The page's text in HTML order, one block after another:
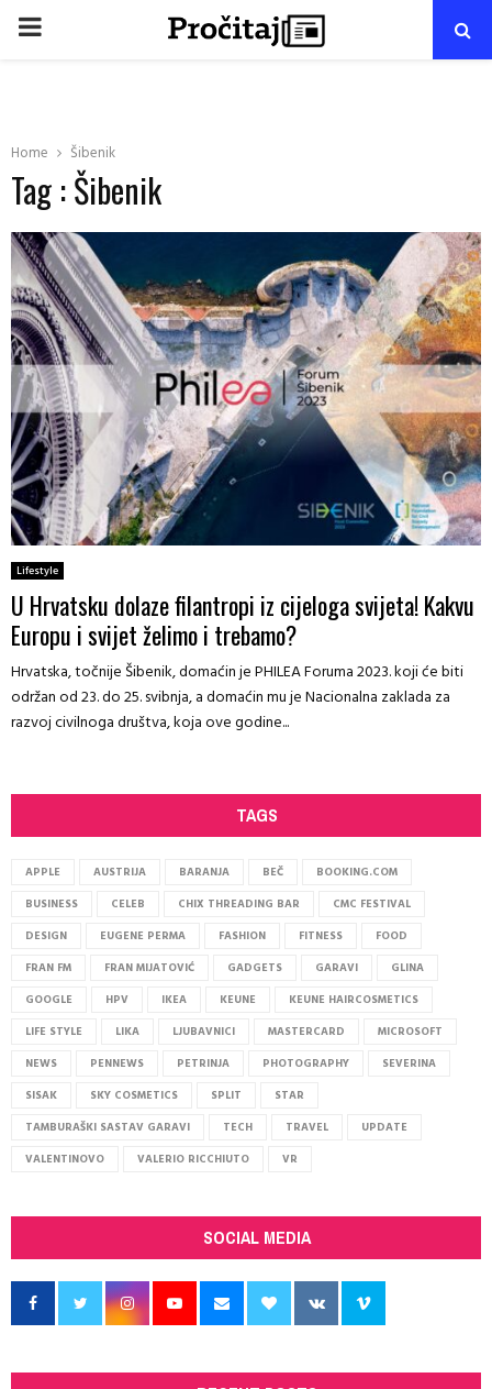
PRIMARY
Home Šibenik
Tag : Šibenik
Lifestyle
U Hrvatsku dolaze filantropi iz cijeloga svijeta! Kakvu
Europu i svijet želimo i trebamo?
Hrvatska, točnije Šibenik, domaćin je PHILEA Foruma 2023. koji će biti
održan od 23. do 25. svibnja, a domaćin mu je Nacionalna zaklada za
razvoj civilnoga društva, koja ove godine...
TAGS
APPLE AUSTRIJA BARANJA BEČ
BOOKING.COM
BUSINESS
CELEB CHIX THREADING BAR
CMC FESTIVAL
DESIGN
EUGENE PERMA FASHION FITNESS
FOOD
FRAN FM
FRAN MIJATOVIĆ GADGETS GARAVI
GLINA
GOOGLE
HPV IKEA KEUNE
KEUNE HAIRCOSMETICS
LIFE STYLE
LIKA LJUBAVNICI MASTERCARD
MICROSOFT
NEWS
PENNEWS PETRINJA PHOTOGRAPHY
SEVERINA
SISAK
SKY COSMETICS SPLIT
STAR
TAMBURAŠKI SASTAV GARAVI
TECH TRAVEL
UPDATE
VALENTINOVO
VALERIO RICCHIUTO VR
SOCIAL MEDIA